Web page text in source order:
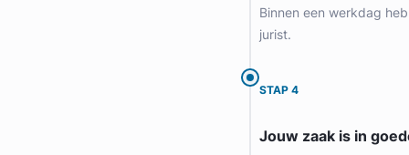
Binnen een werkdag
jurist.
STAP 4
Jouw zaak is in